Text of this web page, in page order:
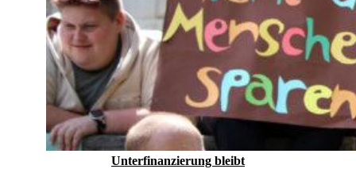
Unterfinanzierung bleibt